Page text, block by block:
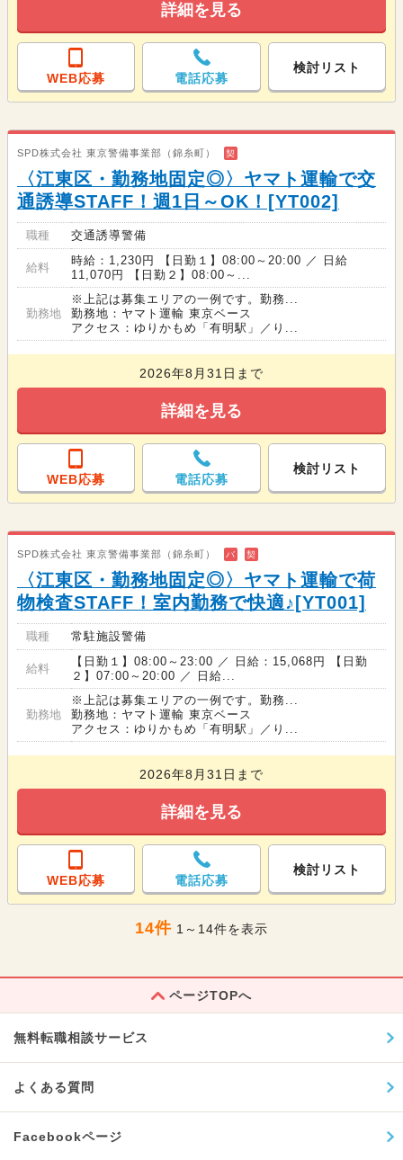
詳細を見る
WEB応募 電話応募
検討リスト
SPD株式会社 東京警備事業部（錦糸町） 契
〈江東区・勤務地固定◎〉ヤマト運輸で交
通誘導STAFF！週1日～OK！[YT002]
職種 交通誘導警備
給料
時給：1,230円 【日勤１】08:00～20:00 ／ 日給
11,070円 【日勤２】08:00～...
勤務地
※上記は募集エリアの一例です。勤務...
勤務地：ヤマト運輸 東京ベース
アクセス：ゆりかもめ「有明駅」／り...
2026年8月31日まで
詳細を見る
WEB応募 電話応募
検討リスト
SPD株式会社 東京警備事業部（錦糸町） バ 契
〈江東区・勤務地固定◎〉ヤマト運輸で荷
物検査STAFF！室内勤務で快適♪[YT001]
職種 常駐施設警備
給料
【日勤１】08:00～23:00 ／ 日給：15,068円 【日勤
２】07:00～20:00 ／ 日給...
勤務地
※上記は募集エリアの一例です。勤務...
勤務地：ヤマト運輸 東京ベース
アクセス：ゆりかもめ「有明駅」／り...
2026年8月31日まで
詳細を見る
WEB応募 電話応募
検討リスト
14件 1～14件を表示
ページTOPへ
無料転職相談サービス
よくある質問
Facebookページ